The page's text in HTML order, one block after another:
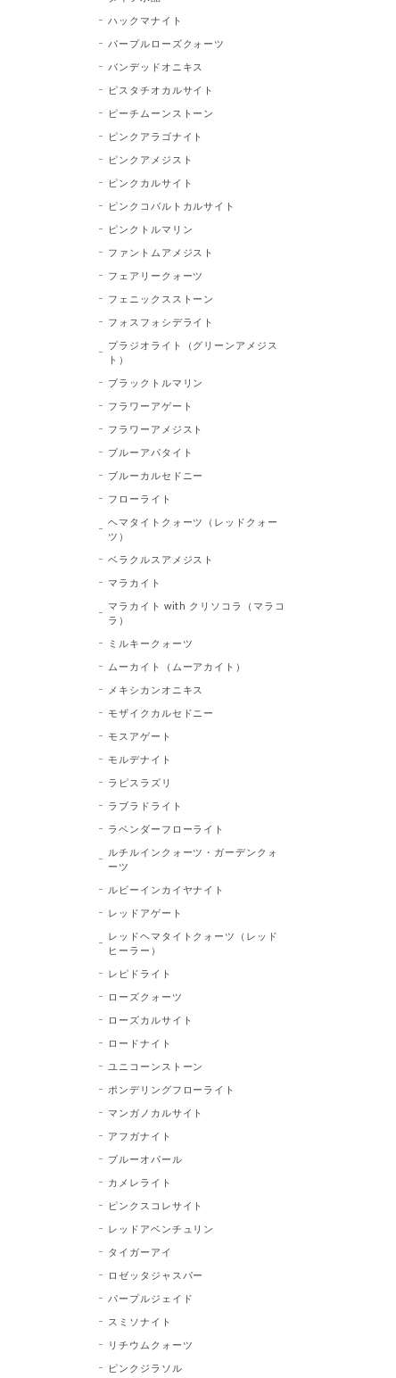
ハックマナイト
パープルローズクォーツ
バンデッドオニキス
ピスタチオカルサイト
ピーチムーンストーン
ピンクアラゴナイト
ピンクアメジスト
ピンクカルサイト
ピンクコバルトカルサイト
ピンクトルマリン
ファントムアメジスト
フェアリークォーツ
フェニックスストーン
フォスフォシデライト
プラジオライト（グリーンアメジス
ト）
ブラックトルマリン
フラワーアゲート
フラワーアメジスト
ブルーアパタイト
ブルーカルセドニー
フローライト
ヘマタイトクォーツ（レッドクォー
ツ）
ベラクルスアメジスト
マラカイト
マラカイト with クリソコラ（マラコ
ラ）
ミルキークォーツ
ムーカイト（ムーアカイト）
メキシカンオニキス
モザイクカルセドニー
モスアゲート
モルデナイト
ラピスラズリ
ラブラドライト
ラベンダーフローライト
ルチルインクォーツ・ガーデンクォ
ーツ
ルビーインカイヤナイト
レッドアゲート
レッドヘマタイトクォーツ（レッド
ヒーラー）
レピドライト
ローズクォーツ
ローズカルサイト
ロードナイト
ユニコーンストーン
ポンデリングフローライト
マンガノカルサイト
アフガナイト
ブルーオパール
カメレライト
ピンクスコレサイト
レッドアベンチュリン
タイガーアイ
ロゼッタジャスパー
パープルジェイド
スミソナイト
リチウムクォーツ
ピンクジラソル